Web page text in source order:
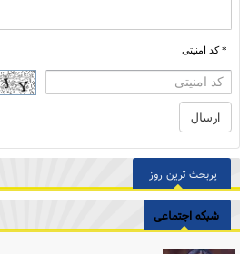
* کد امنیتی
پربحث ترین روز
شبکه اجتماعی